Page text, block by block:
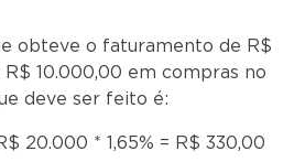
obteve o faturamento de R$
10.000,00 em compras no
deve ser feito é:
20.000 * 1,65% = R$ 330,00